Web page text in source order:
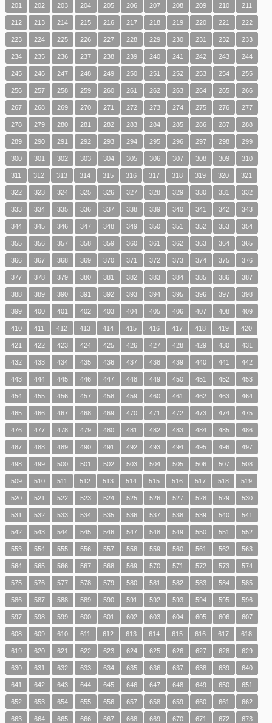
201 202 203 204 205 206 207 208 209 210 211
212 213 214 215 216 217 218 219 220 221 222
223 224 225 226 227 228 229 230 231 232 233
234 235 236 237 238 239 240 241 242 243 244
245 246 247 248 249 250 251 252 253 254 255
256 257 258 259 260 261 262 263 264 265 266
267 268 269 270 271 272 273 274 275 276 277
278 279 280 281 282 283 284 285 286 287 288
289 290 291 292 293 294 295 296 297 298 299
300 301 302 303 304 305 306 307 308 309 310
311 312 313 314 315 316 317 318 319 320 321
322 323 324 325 326 327 328 329 330 331 332
333 334 335 336 337 338 339 340 341 342 343
344 345 346 347 348 349 350 351 352 353 354
355 356 357 358 359 360 361 362 363 364 365
366 367 368 369 370 371 372 373 374 375 376
377 378 379 380 381 382 383 384 385 386 387
388 389 390 391 392 393 394 395 396 397 398
399 400 401 402 403 404 405 406 407 408 409
410 411 412 413 414 415 416 417 418 419 420
421 422 423 424 425 426 427 428 429 430 431
432 433 434 435 436 437 438 439 440 441 442
443 444 445 446 447 448 449 450 451 452 453
454 455 456 457 458 459 460 461 462 463 464
465 466 467 468 469 470 471 472 473 474 475
476 477 478 479 480 481 482 483 484 485 486
487 488 489 490 491 492 493 494 495 496 497
498 499 500 501 502 503 504 505 506 507 508
509 510 511 512 513 514 515 516 517 518 519
520 521 522 523 524 525 526 527 528 529 530
531 532 533 534 535 536 537 538 539 540 541
542 543 544 545 546 547 548 549 550 551 552
553 554 555 556 557 558 559 560 561 562 563
564 565 566 567 568 569 570 571 572 573 574
575 576 577 578 579 580 581 582 583 584 585
586 587 588 589 590 591 592 593 594 595 596
597 598 599 600 601 602 603 604 605 606 607
608 609 610 611 612 613 614 615 616 617 618
619 620 621 622 623 624 625 626 627 628 629
630 631 632 633 634 635 636 637 638 639 640
641 642 643 644 645 646 647 648 649 650 651
652 653 654 655 656 657 658 659 660 661 662
663 664 665 666 667 668 669 670 671 672 673